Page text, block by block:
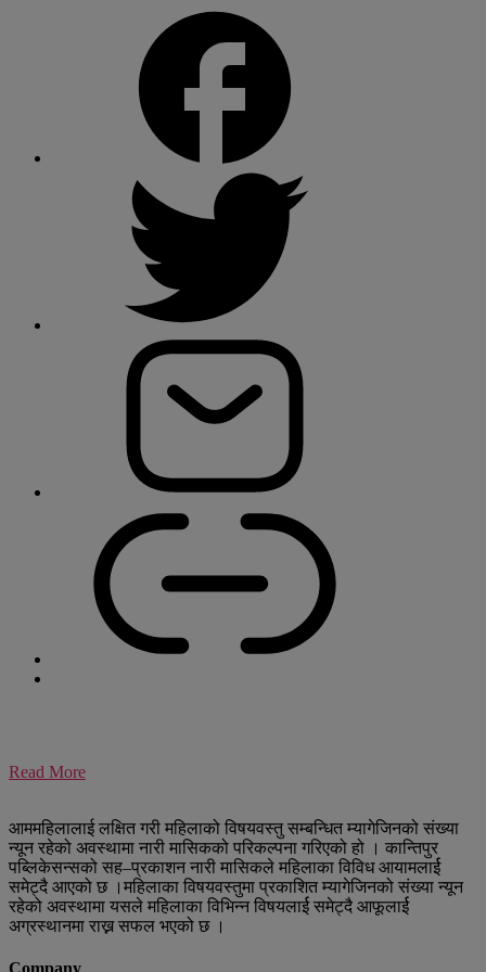
Read More
आममहिलालाई लक्षित गरी महिलाको विषयवस्तु सम्बन्धित म्यागेजिनको संख्या
न्यून रहेको अवस्थामा नारी मासिकको परिकल्पना गरिएको हो । कान्तिपुर
पब्लिकेसन्सको सह–प्रकाशन नारी मासिकले महिलाका विविध आयामलार्ई
समेट्दै आएको छ ।महिलाका विषयवस्तुमा प्रकाशित म्यागेजिनको संख्या न्यून
रहेको अवस्थामा यसले महिलाका विभिन्न विषयलार्ई समेट्दै आफूलार्ई
अग्रस्थानमा राख्न सफल भएको छ ।